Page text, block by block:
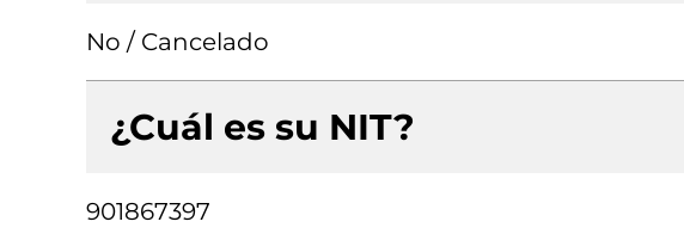
No / Cancelado
¿Cuál es su NIT?
901867397